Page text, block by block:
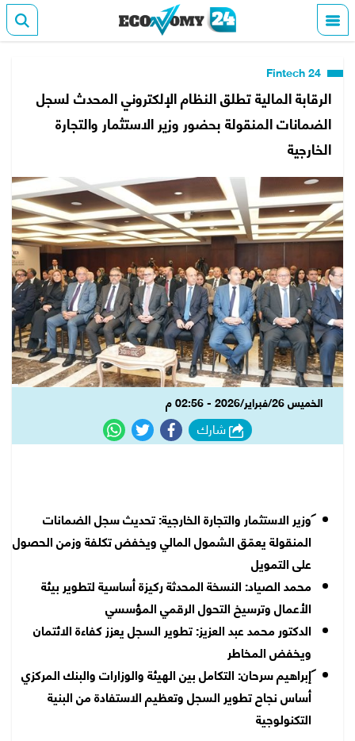
الرقابة المالية تطلق النظام الإلكتروني المحدث لسجل
الضمانات المنقولة بحضور وزير الاستثمار والتجارة
الخارجية
الخميس 26/فبراير/2026 - 02:56 م
شارك
وزير الاستثمار والتجارة الخارجية: تحديث سجل الضمانات
المنقولة يعمّق الشمول المالي ويخفض تكلفة وزمن الحصول
على التمويل
محمد الصياد: النسخة المحدثة ركيزة أساسية لتطوير بيئة
الأعمال وترسيخ التحول الرقمي المؤسسي
الدكتور محمد عبد العزيز: تطوير السجل يعزز كفاءة الائتمان
ويخفض المخاطر
إبراهيم سرحان: التكامل بين الهيئة والوزارات والبنك المركزي
أساس نجاح تطوير السجل وتعظيم الاستفادة من البنية
التكنولوجية